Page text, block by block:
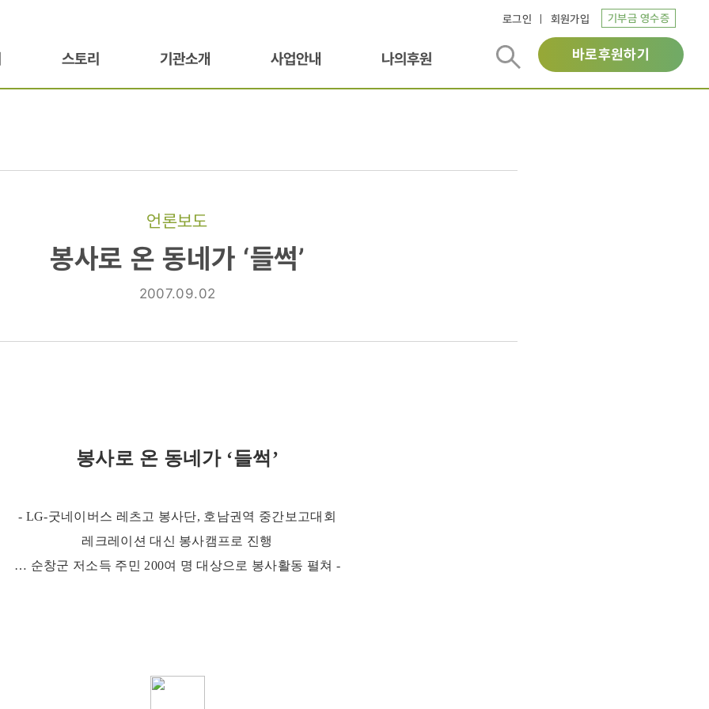
로그인 회원가입 기부금 영수증
스토리 기관소개 사업안내 나의후원 바로후원하기
언론보도
봉사로 온 동네가 ‘들썩’
2007.09.02
봉사로 온 동네가 ‘들썩’
- LG-굿네이버스 레츠고 봉사단, 호남권역 중간보고대회
레크레이션 대신 봉사캠프로 진행
… 순창군 저소득 주민 200여 명 대상으로 봉사활동 펼쳐 -